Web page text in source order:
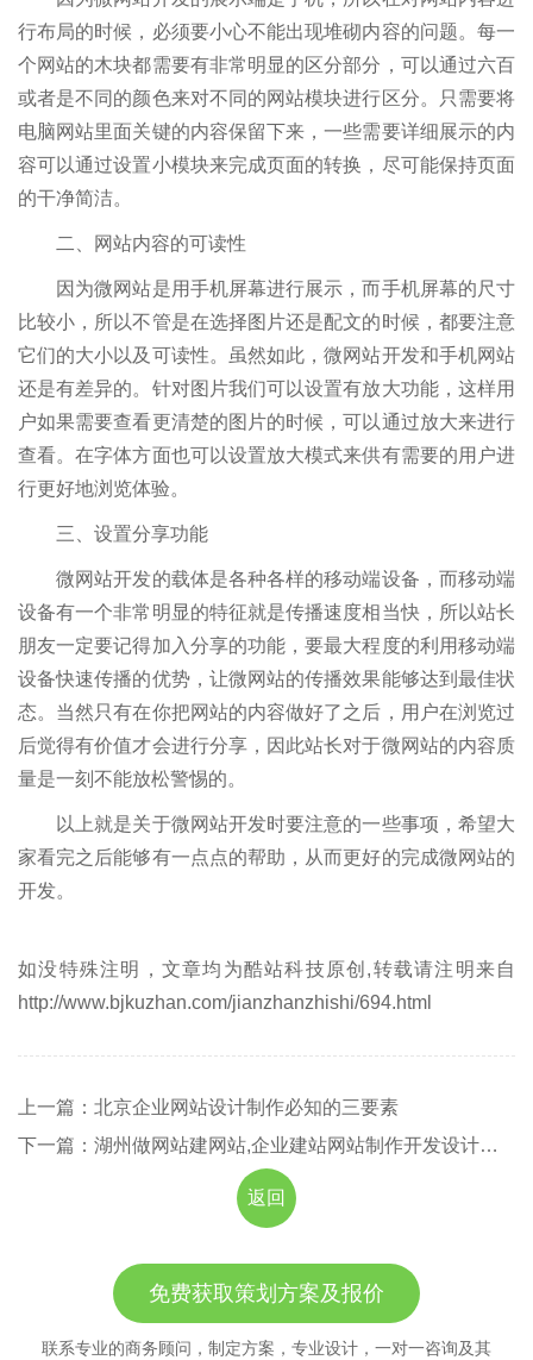
行布局的时候，必须要小心不能出现堆砌内容的问题。每一
个网站的木块都需要有非常明显的区分部分，可以通过六百
或者是不同的颜色来对不同的网站模块进行区分。只需要将
电脑网站里面关键的内容保留下来，一些需要详细展示的内
容可以通过设置小模块来完成页面的转换，尽可能保持页面
的干净简洁。
二、网站内容的可读性
因为微网站是用手机屏幕进行展示，而手机屏幕的尺寸
比较小，所以不管是在选择图片还是配文的时候，都要注意
它们的大小以及可读性。虽然如此，微网站开发和手机网站
还是有差异的。针对图片我们可以设置有放大功能，这样用
户如果需要查看更清楚的图片的时候，可以通过放大来进行
查看。在字体方面也可以设置放大模式来供有需要的用户进
行更好地浏览体验。
三、设置分享功能
微网站开发的载体是各种各样的移动端设备，而移动端
设备有一个非常明显的特征就是传播速度相当快，所以站长
朋友一定要记得加入分享的功能，要最大程度的利用移动端
设备快速传播的优势，让微网站的传播效果能够达到最佳状
态。当然只有在你把网站的内容做好了之后，用户在浏览过
后觉得有价值才会进行分享，因此站长对于微网站的内容质
量是一刻不能放松警惕的。
以上就是关于微网站开发时要注意的一些事项，希望大
家看完之后能够有一点点的帮助，从而更好的完成微网站的
开发。
如没特殊注明，文章均为酷站科技原创,转载请注明来自
http://www.bjkuzhan.com/jianzhanzhishi/694.html
上一篇：北京企业网站设计制作必知的三要素
下一篇：湖州做网站建网站,企业建站网站制作开发设计公司
返回
免费获取策划方案及报价
联系专业的商务顾问，制定方案，专业设计，一对一咨询及其